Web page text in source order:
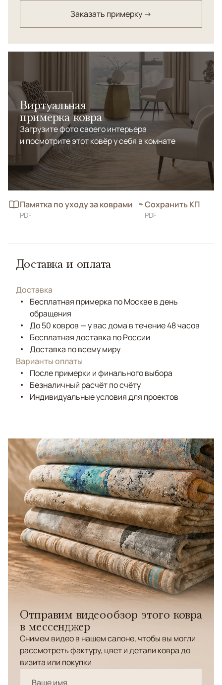
Заказать примерку →
Виртуальная
примерка ковра
Загрузите фото своего интерьера
и посмотрите этот ковёр у себя в комнате
Памятка по уходу за коврами
PDF
Сохранить КП
PDF
Доставка и оплата
Доставка
Бесплатная примерка по Москве в день
обращения
До 50 ковров — у вас дома в течение 48 часов
Бесплатная доставка по России
Доставка по всему миру
Варианты оплаты
После примерки и финального выбора
Безналичный расчёт по счёту
Индивидуальные условия для проектов
Отправим видеообзор этого ковра
в мессенджер
Снимем видео в нашем салоне, чтобы вы могли
рассмотреть фактуру, цвет и детали ковра до
визита или покупки